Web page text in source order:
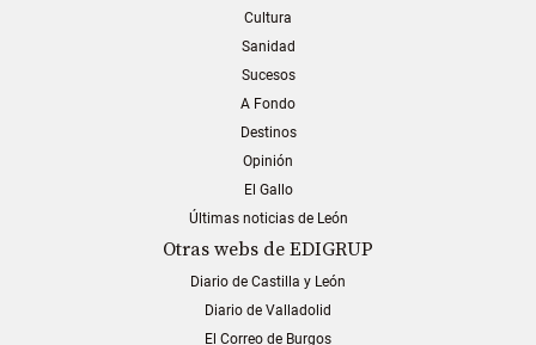
Cultura
Sanidad
Sucesos
A Fondo
Destinos
Opinión
El Gallo
Últimas noticias de León
Otras webs de EDIGRUP
Diario de Castilla y León
Diario de Valladolid
El Correo de Burgos